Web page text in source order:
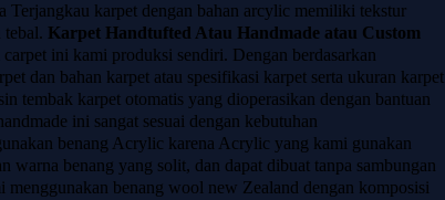
Terjangkau karpet dengan bahan arcylic memiliki tekstur
tebal. Karpet Handtufted Atau Handmade atau Custom
ini kami produksi sendiri. Dengan berdasarkan
dan bahan karpet atau spesifikasi karpet serta ukuran karpet
tembak karpet otomatis yang dioperasikan dengan bantuan
ini sangat sesuai dengan kebutuhan
benang Acrylic karena Acrylic yang kami gunakan
benang yang solit, dan dapat dibuat tanpa sambungan
menggunakan benang wool new Zealand dengan komposisi